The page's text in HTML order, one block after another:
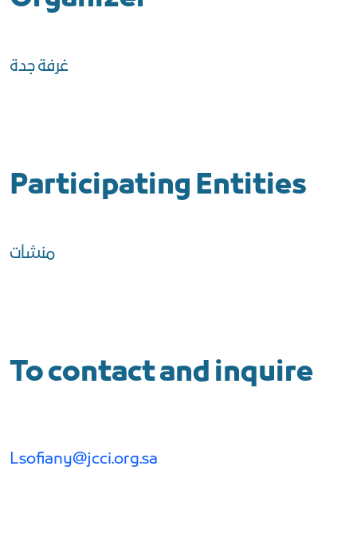
غرفة جدة
Participating Entities
منشآت
To contact and inquire
Lsofiany@jcci.org.sa